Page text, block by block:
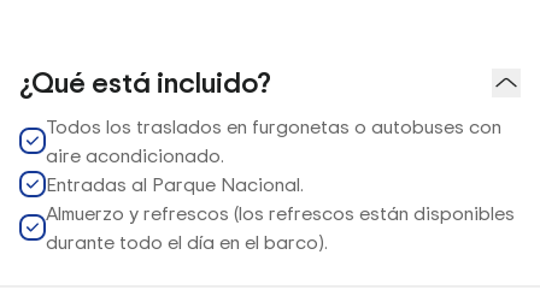
¿Qué está incluido?
Todos los traslados en furgonetas o autobuses con
aire acondicionado.
Entradas al Parque Nacional.
Almuerzo y refrescos (los refrescos están disponibles
durante todo el día en el barco).